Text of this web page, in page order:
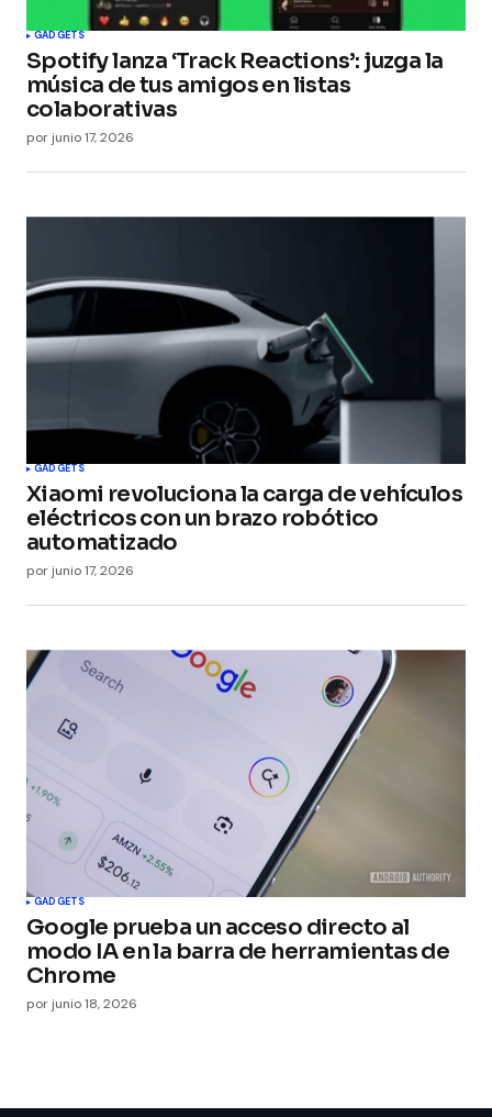
GADGETS
Spotify lanza ‘Track Reactions’: juzga la
música de tus amigos en listas
colaborativas
por junio 17, 2026
GADGETS
Xiaomi revoluciona la carga de vehículos
eléctricos con un brazo robótico
automatizado
por junio 17, 2026
GADGETS
Google prueba un acceso directo al
modo IA en la barra de herramientas de
Chrome
por junio 18, 2026